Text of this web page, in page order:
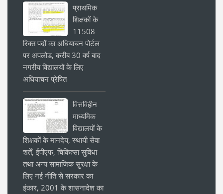
प्राथमिक
शिक्षकों के
11508
रिक्त पदों का अधियाचन पोर्टल
पर अपलोड, करीब 30 वर्ष बाद
नगरीय विद्यालयों के लिए
अधियाचन प्रेषित
वित्तविहीन
माध्यमिक
विद्यालयों के
शिक्षकों के मानदेय, स्थायी सेवा
शर्तें, ईपीएफ, चिकित्सा सुविधा
तथा अन्य सामाजिक सुरक्षा के
लिए नई नीति से सरकार का
इंकार, 2001 के शासनादेश का